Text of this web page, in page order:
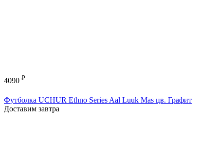
4090 ₽
Футболка UCHUR Ethno Series Aal Luuk Mas цв. Графит
Доставим завтра